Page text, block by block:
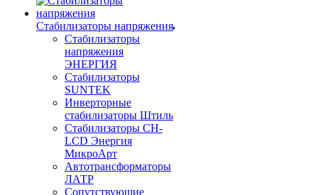
Стабилизаторы напряжения
Стабилизаторы
напряжения
ЭНЕРГИЯ
Стабилизаторы
SUNTEK
Инверторные
стабилизаторы Штиль
Стабилизаторы СН-
LCD Энepгия
МикроАрт
Автотрансформаторы
ЛАТР
Сопутствующие